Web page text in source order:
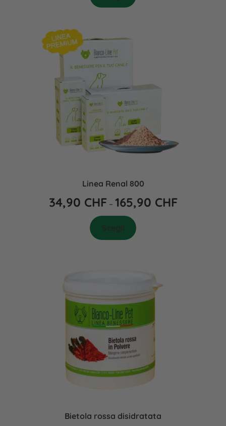
Linea Renal 800
34,90 CHF – 165,90 CHF
Bietola rossa disidratata